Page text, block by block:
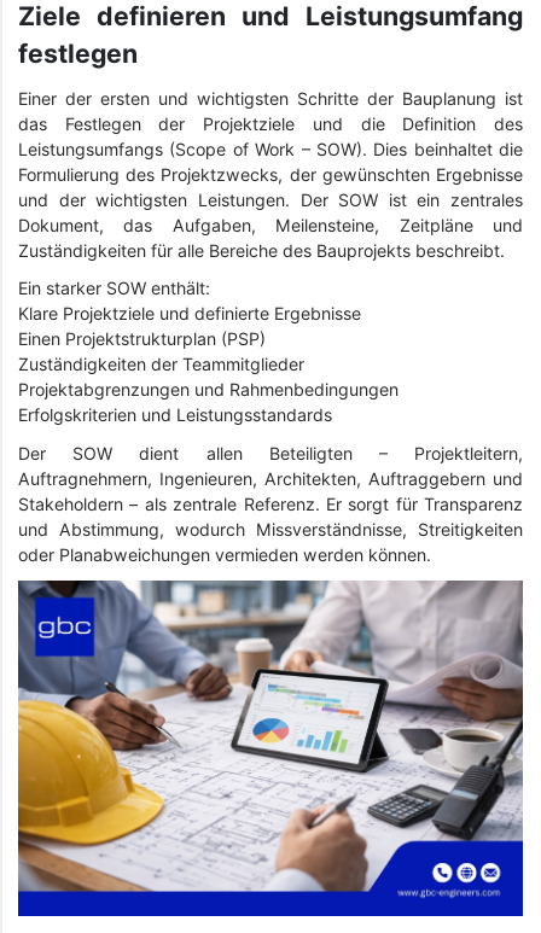
Ziele definieren und Leistungsumfang
festlegen
Einer der ersten und wichtigsten Schritte der Bauplanung ist
das Festlegen der Projektziele und die Definition des
Leistungsumfangs (Scope of Work – SOW). Dies beinhaltet die
Formulierung des Projektzwecks, der gewünschten Ergebnisse
und der wichtigsten Leistungen. Der SOW ist ein zentrales
Dokument, das Aufgaben, Meilensteine, Zeitpläne und
Zuständigkeiten für alle Bereiche des Bauprojekts beschreibt.
Ein starker SOW enthält:
Klare Projektziele und definierte Ergebnisse
Einen Projektstrukturplan (PSP)
Zuständigkeiten der Teammitglieder
Projektabgrenzungen und Rahmenbedingungen
Erfolgskriterien und Leistungsstandards
Der SOW dient allen Beteiligten – Projektleitern,
Auftragnehmern, Ingenieuren, Architekten, Auftraggebern und
Stakeholdern – als zentrale Referenz. Er sorgt für Transparenz
und Abstimmung, wodurch Missverständnisse, Streitigkeiten
oder Planabweichungen vermieden werden können.